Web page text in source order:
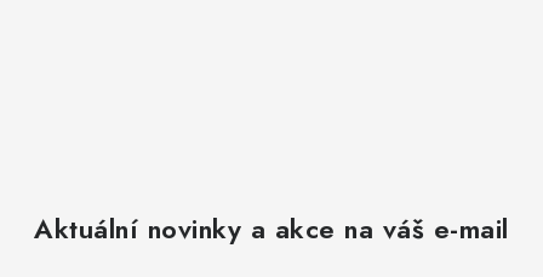
Aktuální novinky a akce na váš e-mail